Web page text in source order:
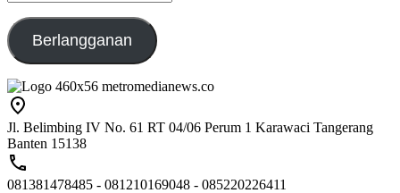
emailaku@gmail.com
Berlangganan
Jl. Belimbing IV No. 61 RT 04/06 Perum 1 Karawaci Tangerang
Banten 15138
081381478485 - 081210169048 - 085220226411